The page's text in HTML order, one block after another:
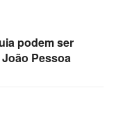
podem ser
Pessoa